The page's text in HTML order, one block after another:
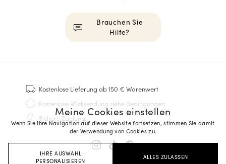
Meine Cookies einstellen
Wenn Sie Ihre Navigation auf dieser Website fortsetzen, stimmen Sie damit
der Verwendung von Cookies zu.
IHRE AUSWAHL
PERSONALISIEREN
ALLES ZULASSEN
Brauchen Sie
Hilfe?
Sneakers
Goodyear genäht
Derbys & Richelieu
Richelieu-Herrenschuhe
Sandalen & Espadrilles
Business Taschen
Kostenlose Lieferung ab 150 € Warenwert
Kostenlose Rücksendung siehe Bedingungen
Sichere Zahlung